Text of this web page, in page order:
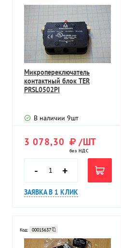
Микропереключатель
контактный блок TER
PRSL0502PI
В наличии 9шт
3 078,30 /ШТ
без НДС
- +
ЗАЯВКА В 1 КЛИК
Код: 00015637